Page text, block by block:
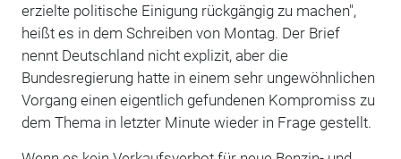
erzielte politische Einigung rückgängig zu machen",
heißt es in dem Schreiben von Montag. Der Brief
nennt Deutschland nicht explizit, aber die
Bundesregierung hatte in einem sehr ungewöhnlichen
Vorgang einen eigentlich gefundenen Kompromiss zu
dem Thema in letzter Minute wieder in Frage gestellt.